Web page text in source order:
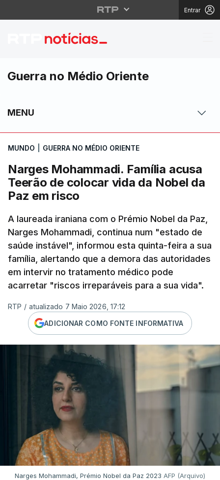
Entrar
Narges Mohammadi.
Guerra no Médio Oriente
MENU
MUNDO GUERRA NO MÉDIO ORIENTE
Narges Mohammadi. Família acusa
Teerão de colocar vida da Nobel da
Paz em risco
A laureada iraniana com o Prémio Nobel da Paz,
Narges Mohammadi, continua num "estado de
saúde instável", informou esta quinta-feira a sua
família, alertando que a demora das autoridades
em intervir no tratamento médico pode
acarretar "riscos irreparáveis para a sua vida".
RTP / atualizado 7 Maio 2026, 17:12
ADICIONAR COMO FONTE INFORMATIVA
Narges Mohammadi, Prémio Nobel da Paz 2023 AFP (Arquivo)